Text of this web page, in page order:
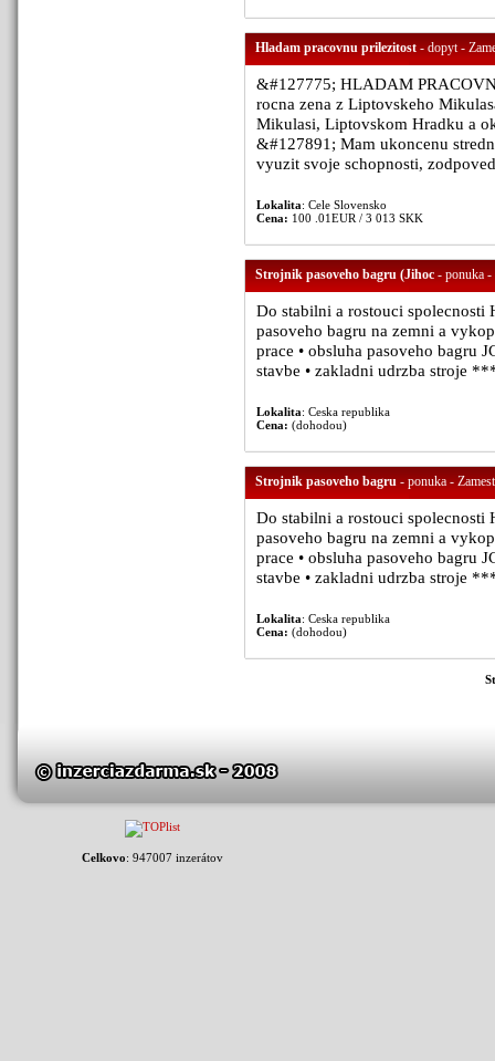
Hladam pracovnu prilezitost- dopyt -
&#127775; HLADAM
rocna zena z Liptovskeho
Mikulasi, Liptovskom Hradku a
&#127891; Mam ukoncenu
vyuzit svoje schopnosti,
Lokalita: Cele Slovensko
Cena: 100 .01EUR / 3 013 SKK
Strojnik pasoveho bagru (Jihoc- ponuka -
Do stabilni a rostouci
pasoveho bagru na zemni a
prace • obsluha pasoveho bagru
stavbe • zakladni udrzba stroje
Lokalita: Ceska republika
Cena: (dohodou)
Strojnik pasoveho bagru- ponuka -
Do stabilni a rostouci
pasoveho bagru na zemni a
prace • obsluha pasoveho bagru
stavbe • zakladni udrzba stroje
Lokalita: Ceska republika
Cena: (dohodou)
Celkovo: 947007 inzerátov